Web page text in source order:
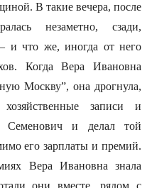
В такие вечера, после
незаметно, сзади,
и что же, иногда от него
Когда Вера Ивановна
Москву”, она дрогнула,
записи и
Семенович и делал той
его зарплаты и премий.
Вера Ивановна знала
они вместе, рядом с